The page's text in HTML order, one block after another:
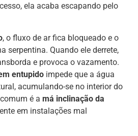
ela acaba escapando pelo
, o fluxo de ar fica bloqueado e o
serpentina. Quando ele derrete,
e provoca o vazamento.
entupido impede que a água
acumulando-se no interior do
é a má inclinação da
em instalações mal